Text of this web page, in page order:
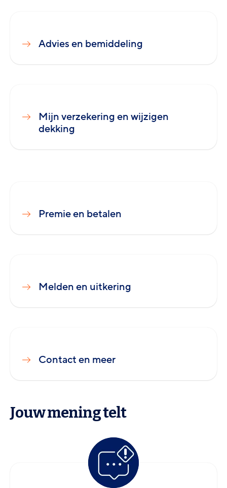
Advies en bemiddeling
Mijn verzekering en wijzigen
dekking
Premie en betalen
Melden en uitkering
Contact en meer
Jouw mening telt